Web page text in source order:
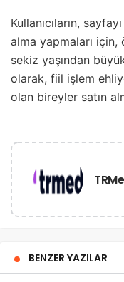
Kullanıcıların,
alma yapmaları
sekiz yaşından
olarak, fiil işlem
olan bireyler satın
BENZER YAZILAR